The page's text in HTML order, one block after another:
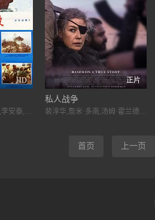
HD
毕鉴昌,陈鸣皋,黄中秋,李安泰,杨凤良,徐晓星,魏清芬,曲中,杨幼宸,全静子,金旭,刘润玲,马长春,王浦,吐尔逊艾山,智一桐,阿曼,孙元勋,毕福生
正片
私人战争
裴淳华,詹米·多南,汤姆·霍兰德尔,斯坦利·图齐,安东尼萨桑·杰苏萨桑,费伊·马赛
首页 上一页